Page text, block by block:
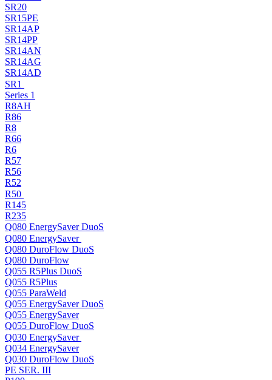
SR20
SR15PE
SR14AP
SR14PP
SR14AN
SR14AG
SR14AD
SR1
Series 1
R8AH
R86
R8
R66
R6
R57
R56
R52
R50
R145
R235
Q080 EnergySaver DuoS
Q080 EnergySaver
Q080 DuroFlow DuoS
Q080 DuroFlow
Q055 R5Plus DuoS
Q055 R5Plus
Q055 ParaWeld
Q055 EnergySaver DuoS
Q055 EnergySaver
Q055 DuroFlow DuoS
Q030 EnergySaver
Q034 EnergySaver
Q030 DuroFlow DuoS
PE SER. III